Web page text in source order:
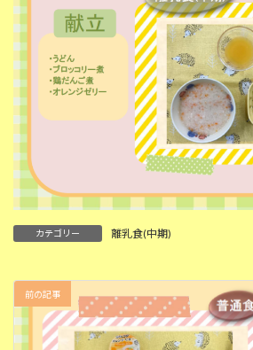
カテゴリー 離乳食(中期)
前の記事